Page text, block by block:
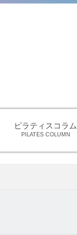
ピラティスコラム
PILATES COLUMN